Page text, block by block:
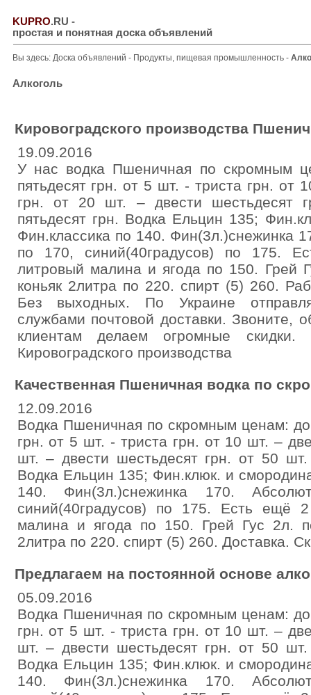
KUPRO.RU -
простая и понятная доска объявлений
Вы здесь: Доска объявлений - Продукты, пищевая промышленность -
Алкоголь
Кировоградского производства
19.09.2016
У нас водка Пшеничная по скромным
пятьдесят грн. от 5 шт. - триста грн. от
грн. от 20 шт. – двести шестьдесят
пятьдесят грн. Водка Ельцин 135;
Фин.классика по 140. Фин(3л.)снежинка
по 170, синий(40градусов) по 175.
литровый малина и ягода по 150. Грей
коньяк 2литра по 220. спирт (5) 260.
Без выходных. По Украине
службами почтовой доставки. Звоните,
клиентам делаем огромные
Кировоградского производства
Качественная Пшеничная водка по
12.09.2016
Водка Пшеничная по скромным ценам: до
грн. от 5 шт. - триста грн. от 10 шт. –
шт. – двести шестьдесят грн. от 50 шт.
Водка Ельцин 135; Фин.клюк. и
140. Фин(3л.)снежинка 170.
синий(40градусов) по 175. Есть ещё
малина и ягода по 150. Грей Гус 2л.
2литра по 220. спирт (5) 260. Доставка.
Предлагаем на постоянной основе
05.09.2016
Водка Пшеничная по скромным ценам: до
грн. от 5 шт. - триста грн. от 10 шт. –
шт. – двести шестьдесят грн. от 50 шт.
Водка Ельцин 135; Фин.клюк. и
140. Фин(3л.)снежинка 170.